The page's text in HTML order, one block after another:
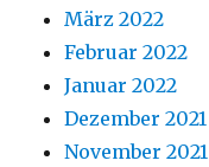
März 2022
Februar 2022
Januar 2022
Dezember 2021
November 2021